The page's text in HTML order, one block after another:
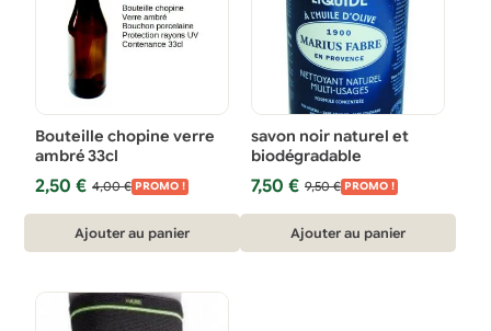
Bouteille chopine verre
ambré 33cl
4,00€
Le
initial
était :
2,50€
Le
actuel
est :
PROMO !
Ajouter au panier
savon noir naturel et
biodégradable
9,50€
Le
initial
était :
7,50 €
Le
actuel
est :
PROMO !
Ajouter au panier